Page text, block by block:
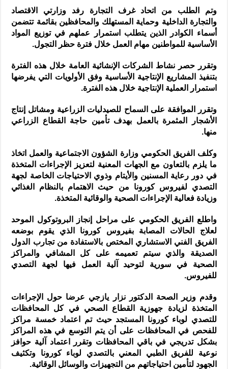
وتم الطلب من اتحاد غرف التجارة رفد وزارتي الاقتصاد
والتجارة الداخلية وحماية المستهلك والمحافظين بقائمة تتضمن
أسماء الكوادر الذين يتطلب استمرار عملهم في توزيع المواد
الأساسية للمواطنين مهام العمل خلال فترة حظر التجول.
وتقرر حصر نشاط الشركات الإنشائية العامة خلال هذه الفترة
بتنفيذ المشاريع الإنتاجية الأساسية وفق الأولويات التي يفرضها
استمرار العملية الإنتاجية خلال هذه الفترة.
وتقرر الموافقة على السماح للصيدليات الزراعية ومشاتل إنتاج
الأشجار المثمرة بالعمل بهدف تأمين حاجة القطاع الزراعي
منها.
وكلف الفريق الحكومي وزارة الشؤون الاجتماعية والعمل اتخاذ
ما يلزم بالتعاون مع الجهات المعنية لتعزيز الإجراءات المتخذة
في دور رعاية المسنين والأيتام وذوي الاحتياجات الخاصة لجهة
التصدي لفيروس كورونا من حيث الاهتمام بالنظام الغذائي
وزيادة فعالية الإجراءات الصحية والوقائية المتخذة.
واطلع الفريق الحكومي على مراحل إنجاز البروتوكول الموحد
لعلاج الحالات المصابة بفيروس كورونا الذي يقوم بوضعه
الفريق الفني الاستشاري المختص بالاستفادة من تجارب الدول
الصديقة والذي سيتم تعميمه على كل المشافي والمراكز
الصحية في سورية لتوحيد آلية العمل فيها لجهة التصدي
للفيروس.
وقدم وزير الصحة الدكتور نزار يازجي عرضا حول الإجراءات
المتخذة لزيادة جهوزية القطاع الصحي في كل المحافظات
للتصدي لوباء كورونا المستجد حيث تم اعتماد خمسة مراكز
للفحص في المحافظات على أن يتم التوسع في هذه المراكز
بشكل تدريجي في باقي المحافظات وتقرر اعتماد آلية حوافز
نوعية للفريق الطبي المعني بالتصدي لوباء كورونا وتكثيف
الجهود لتأمين احتياجاتهم من التجهيزات والوسائل الوقائية.